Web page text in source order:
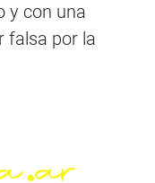
y con una
falsa por la